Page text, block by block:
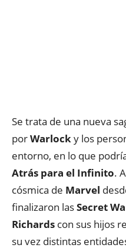
Se trata de una nueva
porWarlocky los
entorno, en lo que
Atrás para el Infinito.
cósmica de Marvel
finalizaron lasSecret
Richards con sus hijos
su vez distintas